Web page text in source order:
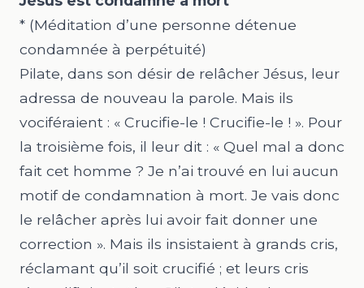
* (Méditation d’une personne détenue
condamnée à perpétuité)
Pilate, dans son désir de relâcher Jésus, leur
adressa de nouveau la parole. Mais ils
vociféraient : « Crucifie-le ! Crucifie-le ! ». Pour
la troisième fois, il leur dit : « Quel mal a donc
fait cet homme ? Je n’ai trouvé en lui aucun
motif de condamnation à mort. Je vais donc
le relâcher après lui avoir fait donner une
correction ». Mais ils insistaient à grands cris,
réclamant qu’il soit crucifié ; et leurs cris